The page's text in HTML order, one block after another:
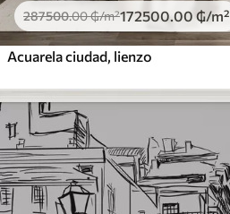
287500.00₲/m²172500.00 ₲/m²
Acuarela ciudad, lienzo